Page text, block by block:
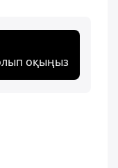
оқыңыз